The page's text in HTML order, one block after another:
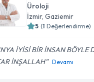
Üroloji
İzmir, Gaziemir
5 (1 Değerlendirme)
İYİSİ BİR İNSAN BÖYLE
İNŞALLAH
Devamı